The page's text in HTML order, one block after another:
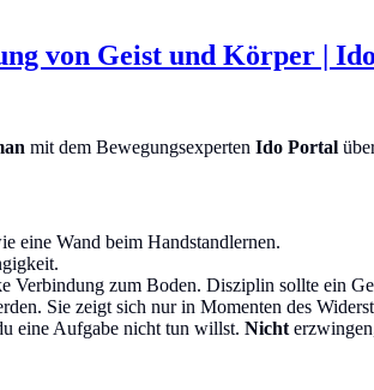
von Geist und Körper |
mit dem Bewegungsexperten Ido Portal
eine Wand beim Handstandlernen.
Verbindung zum Boden. Disziplin sollte ein
Sie zeigt sich nur in Momenten des
eine Aufgabe nicht tun willst. Nicht